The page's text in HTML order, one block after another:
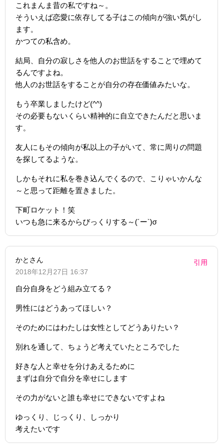
これまんま昔の私ですね～。
そういえば恋愛に依存してる子はこの傾向が強い気がし
ます。
かつての私含め。
結局、自分の寂しさを他人のお世話をすることで埋めて
るんですよね。
他人のお世話をすることが自分の存在価値みたいな。
もう卒業しましたけど(^^)
その必要もないくらい精神的に自立できたんだと思いま
す。
友人にもその傾向が私以上の子がいて、常に周りの問題
を探してるような。
しかもそれに私を巻き込んでくるので、こりゃいかんな
～と思って距離を置きました。
下町ロケット！笑
いつも急に来るからびっくりする～(´ー`)σ
かとさん
2018年12月27日 16:37
引用
自分自身をどう組み立てる？
男性にはどうあってほしい？
そのためにはわたしは女性としてどうありたい？
別れを通して、ちょうど考えていたところでした
好きな人と幸せを分けあえるために
まずは自分で自分を幸せにします
その力がないと誰も幸せにできないですよね
ゆっくり、じっくり、しっかり
考えたいです